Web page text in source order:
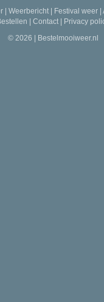
| Weerbericht| Festival weer|
| Contact | Privacy
© 2026 | Bestelmooiweer.nl